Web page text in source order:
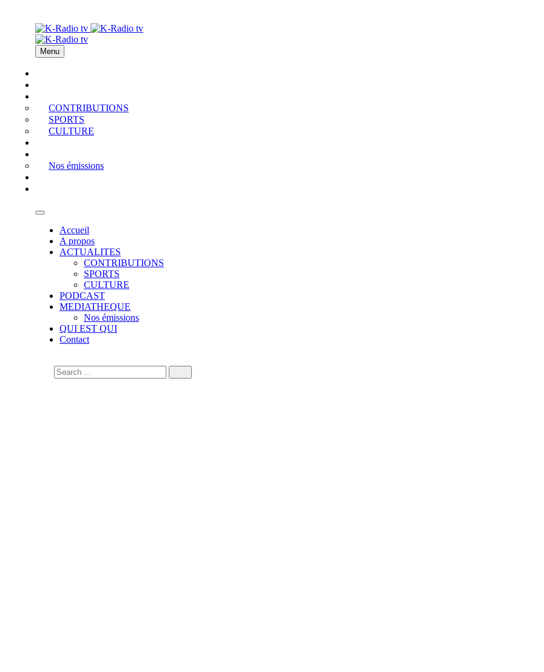
Menu
CONTRIBUTIONS
SPORTS
CULTURE
Nos émissions
Accueil
A propos
ACTUALITES
CONTRIBUTIONS
SPORTS
CULTURE
PODCAST
MEDIATHEQUE
Nos émissions
QUI EST QUI
Contact